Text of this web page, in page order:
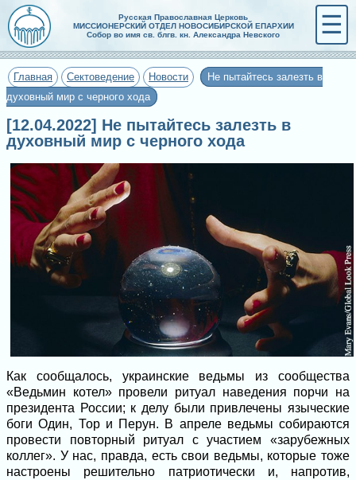
Русская Православная Церковь
МИССИОНЕРСКИЙ ОТДЕЛ НОВОСИБИРСКОЙ ЕПАРХИИ
Собор во имя св. блгв. кн. Александра Невского
☰
Главная Сектоведение Новости
Не пытайтесь залезть в
духовный мир с черного хода
[12.04.2022] Не пытайтесь залезть в
духовный мир с черного хода
Как сообщалось, украинские ведьмы из сообщества
«Ведьмин котел» провели ритуал наведения порчи на
президента России; к делу были привлечены языческие
боги Один, Тор и Перун. В апреле ведьмы собираются
провести повторный ритуал с участием «зарубежных
коллег». У нас, правда, есть свои ведьмы, которые тоже
настроены решительно патриотически и, напротив,